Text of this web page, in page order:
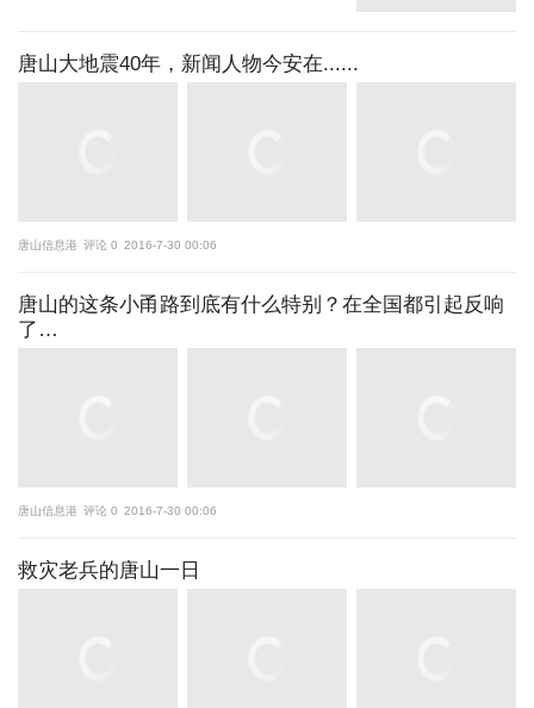
唐山大地震40年，新闻人物今安在......
唐山信息港 评论 0 2016-7-30 00:06
唐山的这条小甬路到底有什么特别？在全国都引起反响
了…
唐山信息港 评论 0 2016-7-30 00:06
救灾老兵的唐山一日